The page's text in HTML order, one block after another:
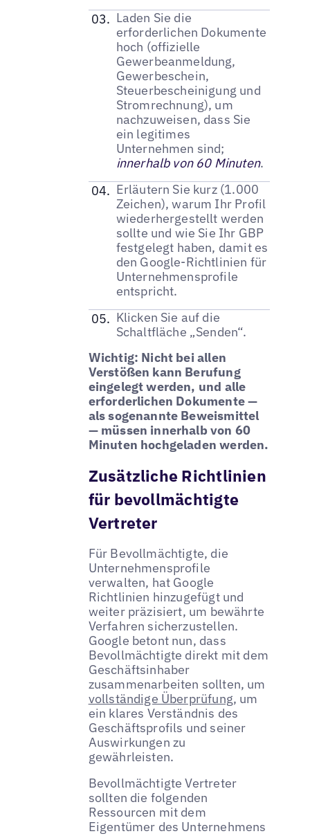
Laden Sie die
erforderlichen Dokumente
hoch (offizielle
Gewerbeanmeldung,
Gewerbeschein,
Steuerbescheinigung und
Stromrechnung), um
nachzuweisen, dass Sie
ein legitimes
Unternehmen sind;
innerhalb von 60 Minuten.
Erläutern Sie kurz (1.000
Zeichen), warum Ihr Profil
wiederhergestellt werden
sollte und wie Sie Ihr GBP
festgelegt haben, damit es
den Google-Richtlinien für
Unternehmensprofile
entspricht.
Klicken Sie auf die
Schaltfläche „Senden“.
Wichtig: Nicht bei allen
Verstößen kann Berufung
eingelegt werden, und alle
erforderlichen Dokumente —
als sogenannte Beweismittel
— müssen innerhalb von 60
Minuten hochgeladen werden.
Zusätzliche Richtlinien
für bevollmächtigte
Vertreter
Für Bevollmächtigte, die
Unternehmensprofile
verwalten, hat Google
Richtlinien hinzugefügt und
weiter präzisiert, um bewährte
Verfahren sicherzustellen.
Google betont nun, dass
Bevollmächtigte direkt mit dem
Geschäftsinhaber
zusammenarbeiten sollten, um
vollständige Überprüfung, um
ein klares Verständnis des
Geschäftsprofils und seiner
Auswirkungen zu
gewährleisten.
Bevollmächtigte Vertreter
sollten die folgenden
Ressourcen mit dem
Eigentümer des Unternehmens